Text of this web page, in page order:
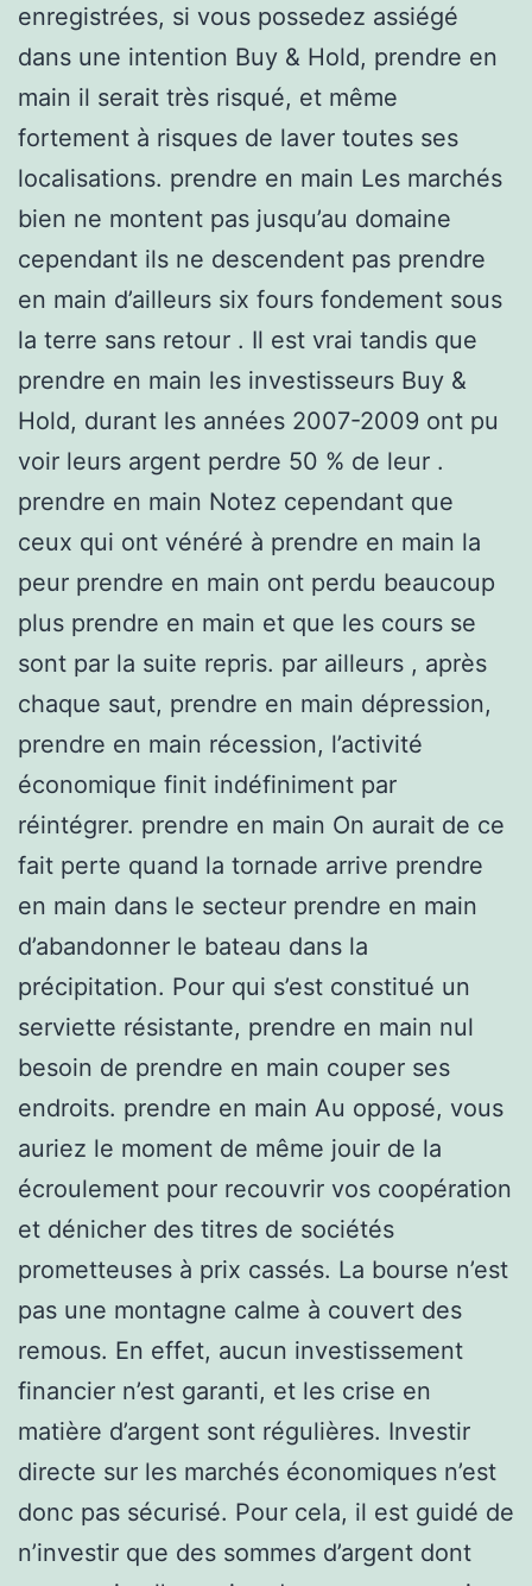
enregistrées, si vous possedez assiégé
dans une intention Buy & Hold, prendre en
main il serait très risqué, et même
fortement à risques de laver toutes ses
localisations. prendre en main Les marchés
bien ne montent pas jusqu’au domaine
cependant ils ne descendent pas prendre
en main d’ailleurs six fours fondement sous
la terre sans retour . Il est vrai tandis que
prendre en main les investisseurs Buy &
Hold, durant les années 2007-2009 ont pu
voir leurs argent perdre 50 % de leur .
prendre en main Notez cependant que
ceux qui ont vénéré à prendre en main la
peur prendre en main ont perdu beaucoup
plus prendre en main et que les cours se
sont par la suite repris. par ailleurs , après
chaque saut, prendre en main dépression,
prendre en main récession, l’activité
économique finit indéfiniment par
réintégrer. prendre en main On aurait de ce
fait perte quand la tornade arrive prendre
en main dans le secteur prendre en main
d’abandonner le bateau dans la
précipitation. Pour qui s’est constitué un
serviette résistante, prendre en main nul
besoin de prendre en main couper ses
endroits. prendre en main Au opposé, vous
auriez le moment de même jouir de la
écroulement pour recouvrir vos coopération
et dénicher des titres de sociétés
prometteuses à prix cassés. La bourse n’est
pas une montagne calme à couvert des
remous. En effet, aucun investissement
financier n’est garanti, et les crise en
matière d’argent sont régulières. Investir
directe sur les marchés économiques n’est
donc pas sécurisé. Pour cela, il est guidé de
n’investir que des sommes d’argent dont